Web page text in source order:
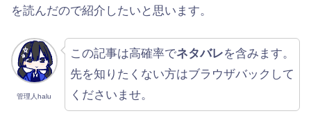
を読んだので紹介したいと思います。
管理人halu
この記事は高確率でネタバレを含みます。
先を知りたくない方はブラウザバックして
くださいませ。